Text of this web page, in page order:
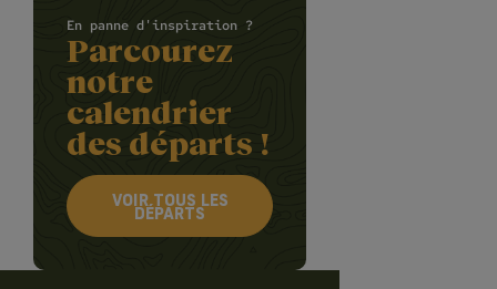
En panne d'inspiration ?
Parcourez
notre
calendrier
des départs !
VOIR TOUS LES
DÉPARTS